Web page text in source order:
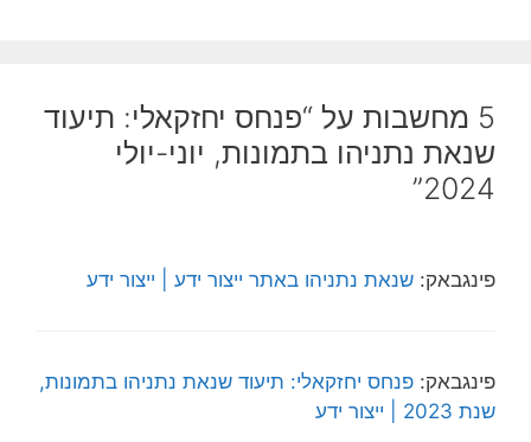
5 מחשבות על “פנחס יחזקאלי: תיעוד
שנאת נתניהו בתמונות, יוני-יולי
2024”
פינגבאק: שנאת נתניהו באתר ייצור ידע | ייצור ידע
פינגבאק: פנחס יחזקאלי: תיעוד שנאת נתניהו בתמונות,
שנת 2023 | ייצור ידע